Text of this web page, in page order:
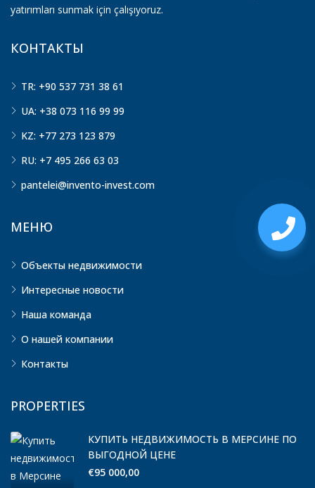
yatırımları sunmak için çalışıyoruz.
КОНТАКТЫ
TR: +90 537 731 38 61
UA: +38 073 116 99 99
KZ: +77 273 123 879
RU: +7 495 266 63 03
pantelei@invento-invest.com
МЕНЮ
Объекты недвижимости
Интересные новости
Наша команда
О нашей компании
Контакты
PROPERTIES
КУПИТЬ НЕДВИЖИМОСТЬ В МЕРСИНЕ ПО
ВЫГОДНОЙ ЦЕНЕ
€95 000,00